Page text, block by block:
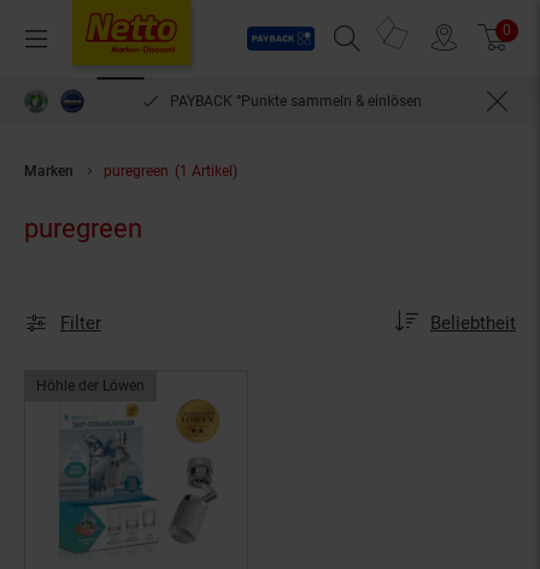
Menü
Payback
Suchfeld einblenden
Prospekte 0
PAYBACK °Punkte sammeln & einlösen
Marken puregreen (1 Artikel)
puregreen
Filter Sortierung:
Beliebtheit
Höhle der Löwen